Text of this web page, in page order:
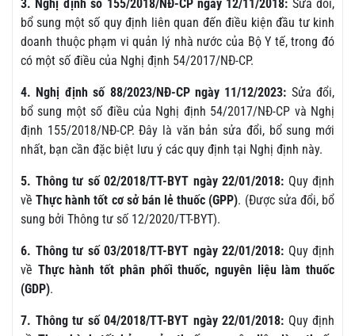
3. Nghị định số 155/2018/NĐ-CP ngày 12/11/2018: Sửa đổi,
bổ sung một số quy định liên quan đến điều kiện đầu tư kinh
doanh thuộc phạm vi quản lý nhà nước của Bộ Y tế, trong đó
có một số điều của Nghị định 54/2017/NĐ-CP.
4. Nghị định số 88/2023/NĐ-CP ngày 11/12/2023: Sửa đổi,
bổ sung một số điều của Nghị định 54/2017/NĐ-CP và Nghị
định 155/2018/NĐ-CP. Đây là văn bản sửa đổi, bổ sung mới
nhất, bạn cần đặc biệt lưu ý các quy định tại Nghị định này.
5. Thông tư số 02/2018/TT-BYT ngày 22/01/2018: Quy định
vềThực hành tốt cơ sở bán lẻ thuốc (GPP). (Được sửa đổi, bổ
sung bởi Thông tư số 12/2020/TT-BYT).
6. Thông tư số 03/2018/TT-BYT ngày 22/01/2018: Quy định
về Thực hành tốt phân phối thuốc, nguyên liệu làm thuốc
(GDP).
7. Thông tư số 04/2018/TT-BYT ngày 22/01/2018: Quy định